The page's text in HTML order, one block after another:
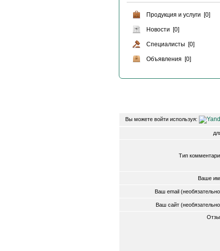
Продукция и услуги [0]
Новости [0]
Специалисты [0]
Объявления [0]
Вы можете войти используя:
Тип
Ваше
Ваш email
Ваш сайт